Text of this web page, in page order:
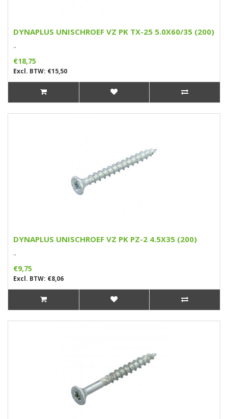
DYNAPLUS UNISCHROEF VZ PK TX-25 5.0X60/35 (200)
..
€18,75
Excl. BTW: €15,50
DYNAPLUS UNISCHROEF VZ PK PZ-2 4.5X35 (200)
..
€9,75
Excl. BTW: €8,06